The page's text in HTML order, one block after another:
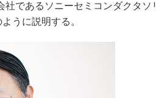
であるソニーセミコンダクタソ
うに説明する。